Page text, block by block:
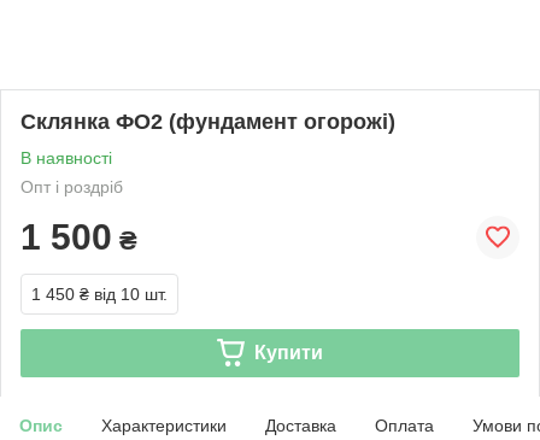
Склянка ФО2 (фундамент огорожі)
В наявності
Опт і роздріб
1 500 ₴
1 450 ₴ від 10 шт.
Купити
Опис Характеристики Доставка Оплата Умови